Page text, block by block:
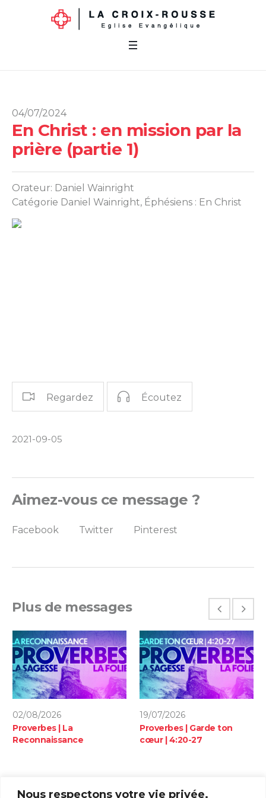
Nous respectons votre vie privée.
04/07/2024
En Christ : en mission par la
prière (partie 1)
Orateur: Daniel Wainright
Catégorie Daniel Wainright, Éphésiens : En Christ
Regardez Écoutez
2021-09-05
Aimez-vous ce message ?
Facebook Twitter Pinterest
Plus de messages
02/08/2026
Proverbes | La
Reconnaissance
19/07/2026
Proverbes | Garde ton
cœur | 4:20-27